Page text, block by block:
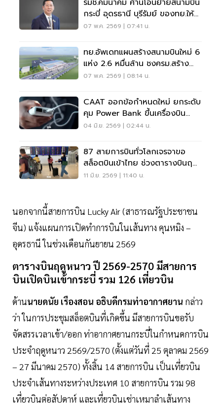
รมช.คมนาคม ค้านโอนย้ายสนามบิน
กระบี่ อุดรธานี บุรีรัมย์ ของทย.ให้
ทอท.บริหารจัดการ
07 พ.ค. 2569 | 07:41 น.
ทย.อัพเดทแผนสร้างสนามบินใหม่ 6
แห่ง 2.6 หมื่นล้าน ชงครม.สร้าง
สนามบินบึงกาฬ ก่อน
07 พ.ค. 2569 | 08:14 น.
CAAT ออกข้อกำหนดใหม่ ยกระดับ
คุม Power Bank ขึ้นเครื่องบิน
หลังเกิดปัญหาหลายสายการบิน
04 มิ.ย. 2569 | 02:44 น.
87 สายการบินทั่วโลกเจรจาขอ
สล็อตบินเข้าไทย ช่วงตารางบินฤดู
หนาว 2569/2570
11 มิ.ย. 2569 | 11:40 น.
นอกจากนี้สายการบิน Lucky Air (สาธารณรัฐประชาชน
จีน) แจ้งแผนการเปิดทำการบินในเส้นทาง คุนหมิง –
อุดรธานี ในช่วงเดือนกันยายน 2569
ตารางบินฤดูหนาว ปี 2569-2570 มีสายการ
บินเปิดบินเข้ากระบี่รวม 126 เที่ยวบิน
ด้านนายดนัย เรืองสอน อธิบดีกรมท่าอากาศยาน กล่าว
ว่า ในการประชุมสล็อตบินที่เกิดขึ้น มีสายการบินขอรับ
จัดสรรเวลาเข้า/ออก ท่าอากาศยานกระบี่ในกำหนดการบิน
ประจำฤดูหนาว 2569/2570 (ตั้งแต่วันที่ 25 ตุลาคม 2569
– 27 มีนาคม 2570) ทั้งสิ้น 14 สายการบิน เป็นเที่ยวบิน
ประจำเส้นทางระหว่างประเทศ 10 สายการบิน รวม 98
เที่ยวบินต่อสัปดาห์ และเที่ยวบินเช่าเหมาลำเส้นทาง